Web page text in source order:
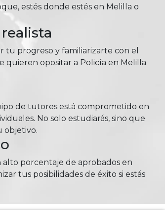
estés donde estés en Melilla o
tu progreso y familiarizarte con el
quieren opositar a Policía en Melilla
de tutores está comprometido en
No solo estudiarás, sino que
objetivo.
alto porcentaje de aprobados en
tus posibilidades de éxito si estás